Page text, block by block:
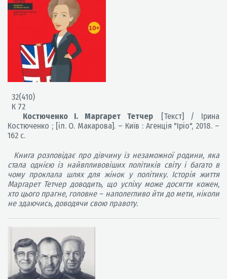
32(410)
К 72
Костюченко І. Маргарет Тетчер
[Текст] / Ірина
Костюченко ; [іл. О. Макарова]. – Київ : Агенція "Іріо", 2018. –
162 с.
Книга розповідає про дівчину із незаможної родини, яка
стала однією із найвпливовіших політиків світу і багато в
чому проклала шлях для жінок у політику. Історія життя
Маргарет Тетчер доводить, що успіху може досягти кожен,
хто цього прагне, головне – наполегливо йти до мети, ніколи
не здаючись, доводячи свою правоту.